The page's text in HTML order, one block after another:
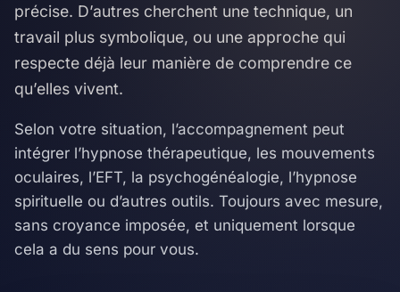
précise. D’autres cherchent une technique, un
travail plus symbolique, ou une approche qui
respecte déjà leur manière de comprendre ce
qu’elles vivent.
Selon votre situation, l’accompagnement peut
intégrer l’hypnose thérapeutique, les mouvements
oculaires, l’EFT, la psychogénéalogie, l’hypnose
spirituelle ou d’autres outils. Toujours avec mesure,
sans croyance imposée, et uniquement lorsque
cela a du sens pour vous.